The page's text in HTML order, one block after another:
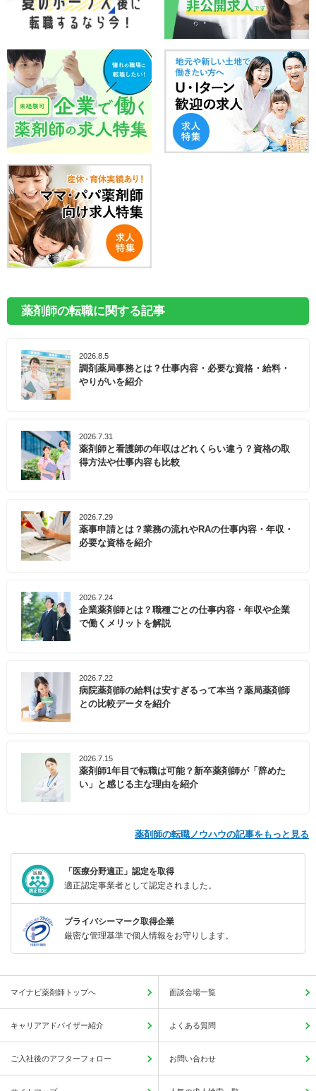
薬剤師の転職に関する記事
2026.8.5
調剤薬局事務とは？仕事内容・必要な資格・給料・
やりがいを紹介
2026.7.31
薬剤師と看護師の年収はどれくらい違う？資格の取
得方法や仕事内容も比較
2026.7.29
薬事申請とは？業務の流れやRAの仕事内容・年収・
必要な資格を紹介
2026.7.24
企業薬剤師とは？職種ごとの仕事内容・年収や企業
で働くメリットを解説
2026.7.22
病院薬剤師の給料は安すぎるって本当？薬局薬剤師
との比較データを紹介
2026.7.15
薬剤師1年目で転職は可能？新卒薬剤師が「辞めた
い」と感じる主な理由を紹介
薬剤師の転職ノウハウの記事をもっと見る
「医療分野適正」認定を取得
適正認定事業者として認定されました。
プライバシーマーク取得企業
厳密な管理基準で個人情報をお守りします。
マイナビ薬剤師トップへ 面談会場一覧
キャリアアドバイザー紹介 よくある質問
ご入社後のアフターフォロー お問い合わせ